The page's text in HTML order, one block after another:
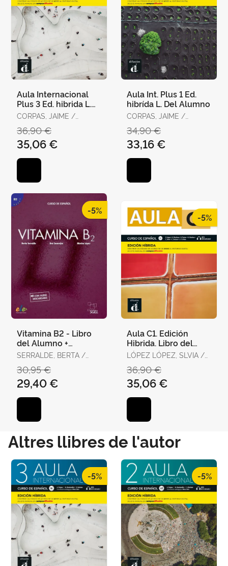
Aula Internacional
Plus 3 Ed. hibrida L.
Del Alumno
CORPAS, JAIME /
SORIANO, CARMEN
36,90 €
35,06 €
Aula Int. Plus 1 Ed.
hibrída L. Del Alumno
CORPAS, JAIME /
GARMENDIA, AGUSTÍN
34,90 €
33,16 €
-5%
Vitamina B2 - Libro
del Alumno +
Licencia Digital
SERRALDE, BERTA /
LÓPEZ, MÓNICA
30,95 €
29,40 €
-5%
Aula C1. Edición
Hibrida. Libro del
Alumno
LÓPEZ LÓPEZ, SLVIA /
PASTOR HARO,
ARANCHA / SÁNCHEZ
CUADRADO, ADOLFO /
SOLER MONTES,
ESCOLAR, CARMEN /
36,90 €
35,06 €
Altres llibres de l'autor
-5% -5%